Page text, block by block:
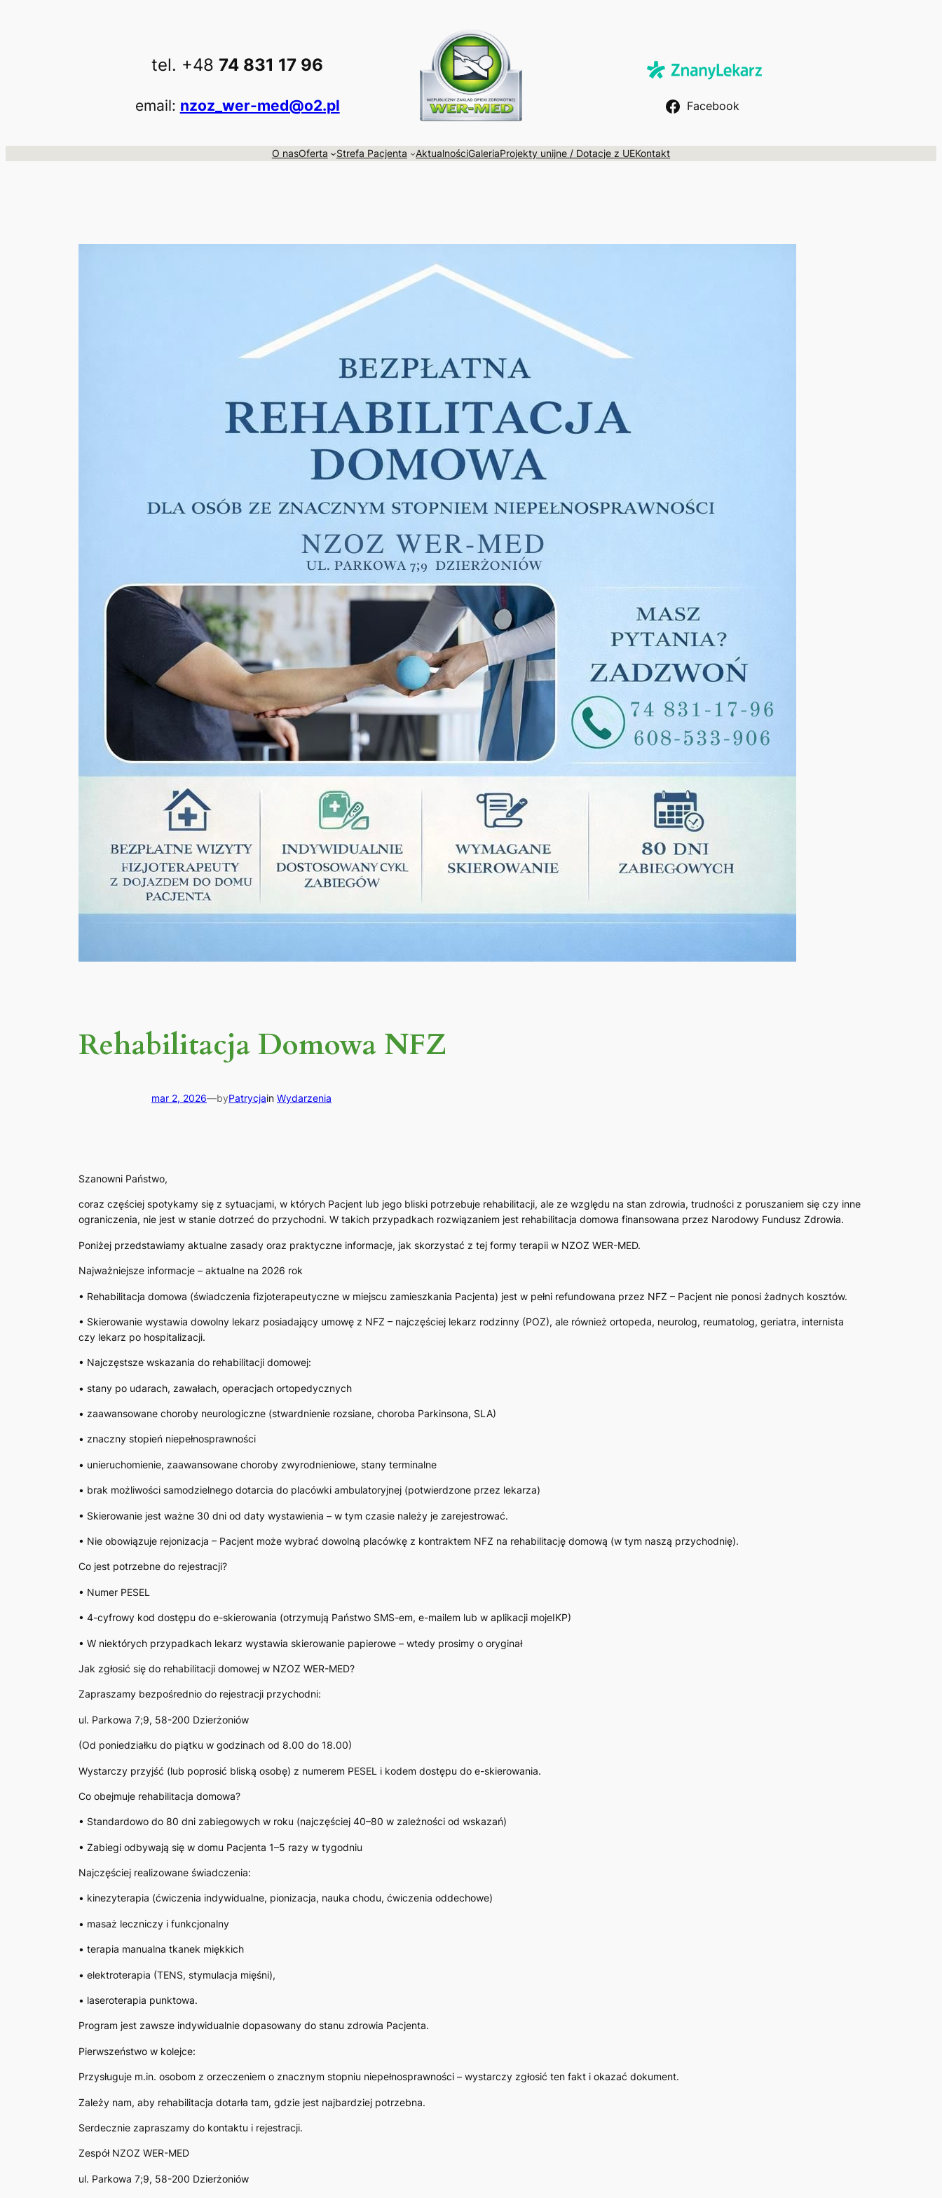
tel. +48 74 831 17 96
email: nzoz_wer-med@o2.pl Facebook
O nasOferta Strefa Pacjenta AktualnościGaleriaProjekty unijne / Dotacje z UEKontakt
Rehabilitacja Domowa NFZ
mar 2, 2026—byPatrycjain Wydarzenia
Szanowni Państwo,
coraz częściej spotykamy się z sytuacjami, w których Pacjent lub jego bliski potrzebuje rehabilitacji, ale ze względu na stan zdrowia, trudności z poruszaniem się czy inne
ograniczenia, nie jest w stanie dotrzeć do przychodni. W takich przypadkach rozwiązaniem jest rehabilitacja domowa finansowana przez Narodowy Fundusz Zdrowia.
Poniżej przedstawiamy aktualne zasady oraz praktyczne informacje, jak skorzystać z tej formy terapii w NZOZ WER-MED.
Najważniejsze informacje – aktualne na 2026 rok
• Rehabilitacja domowa (świadczenia fizjoterapeutyczne w miejscu zamieszkania Pacjenta) jest w pełni refundowana przez NFZ – Pacjent nie ponosi żadnych kosztów.
• Skierowanie wystawia dowolny lekarz posiadający umowę z NFZ – najczęściej lekarz rodzinny (POZ), ale również ortopeda, neurolog, reumatolog, geriatra, internista
czy lekarz po hospitalizacji.
• Najczęstsze wskazania do rehabilitacji domowej:
• stany po udarach, zawałach, operacjach ortopedycznych
• zaawansowane choroby neurologiczne (stwardnienie rozsiane, choroba Parkinsona, SLA)
• znaczny stopień niepełnosprawności
• unieruchomienie, zaawansowane choroby zwyrodnieniowe, stany terminalne
• brak możliwości samodzielnego dotarcia do placówki ambulatoryjnej (potwierdzone przez lekarza)
• Skierowanie jest ważne 30 dni od daty wystawienia – w tym czasie należy je zarejestrować.
• Nie obowiązuje rejonizacja – Pacjent może wybrać dowolną placówkę z kontraktem NFZ na rehabilitację domową (w tym naszą przychodnię).
Co jest potrzebne do rejestracji?
• Numer PESEL
• 4-cyfrowy kod dostępu do e-skierowania (otrzymują Państwo SMS-em, e-mailem lub w aplikacji mojeIKP)
• W niektórych przypadkach lekarz wystawia skierowanie papierowe – wtedy prosimy o oryginał
Jak zgłosić się do rehabilitacji domowej w NZOZ WER-MED?
Zapraszamy bezpośrednio do rejestracji przychodni:
ul. Parkowa 7;9, 58-200 Dzierżoniów
(Od poniedziałku do piątku w godzinach od 8.00 do 18.00)
Wystarczy przyjść (lub poprosić bliską osobę) z numerem PESEL i kodem dostępu do e-skierowania.
Co obejmuje rehabilitacja domowa?
• Standardowo do 80 dni zabiegowych w roku (najczęściej 40–80 w zależności od wskazań)
• Zabiegi odbywają się w domu Pacjenta 1–5 razy w tygodniu
Najczęściej realizowane świadczenia:
• kinezyterapia (ćwiczenia indywidualne, pionizacja, nauka chodu, ćwiczenia oddechowe)
• masaż leczniczy i funkcjonalny
• terapia manualna tkanek miękkich
• elektroterapia (TENS, stymulacja mięśni),
• laseroterapia punktowa.
Program jest zawsze indywidualnie dopasowany do stanu zdrowia Pacjenta.
Pierwszeństwo w kolejce:
Przysługuje m.in. osobom z orzeczeniem o znacznym stopniu niepełnosprawności – wystarczy zgłosić ten fakt i okazać dokument.
Zależy nam, aby rehabilitacja dotarła tam, gdzie jest najbardziej potrzebna.
Serdecznie zapraszamy do kontaktu i rejestracji.
Zespół NZOZ WER-MED
ul. Parkowa 7;9, 58-200 Dzierżoniów